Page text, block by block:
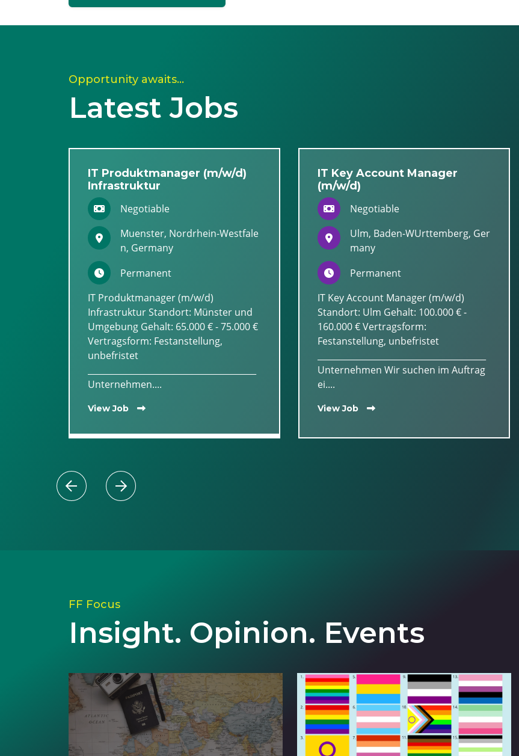
Opportunity awaits…
Latest Jobs
IT Produktmanager (m/w/d)
Infrastruktur
Negotiable
Muenster, Nordrhein-Westfale
n, Germany
Permanent
IT Produktmanager (m/w/d)
Infrastruktur Standort: Münster und
Umgebung Gehalt: 65.000 € - 75.000 €
Vertragsform: Festanstellung,
unbefristet
Unternehmen....
View Job
IT Key Account Manager
(m/w/d)
Negotiable
Ulm, Baden-WUrttemberg, Ger
many
Permanent
IT Key Account Manager (m/w/d)
Standort: Ulm Gehalt: 100.000 € -
160.000 € Vertragsform:
Festanstellung, unbefristet
Unternehmen Wir suchen im Auftrag
ei....
View Job
FF Focus
Insight. Opinion. Events